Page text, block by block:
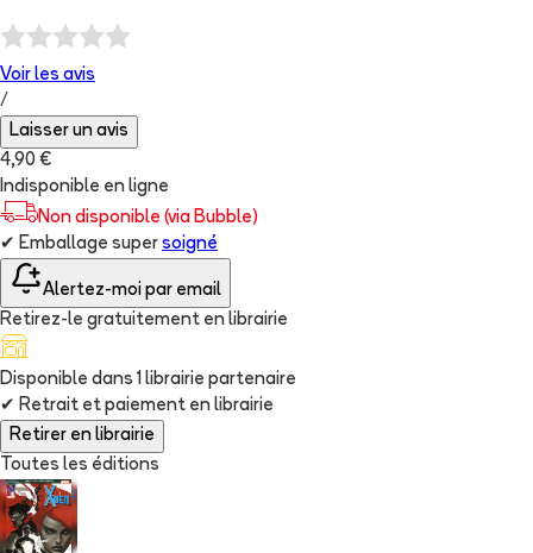
Voir les avis
/
Laisser un avis
4,90 €
Indisponible en ligne
Non disponible (via Bubble)
✔ Emballage super soigné
Alertez-moi par email
Retirez-le gratuitement en librairie
Disponible dans 1 librairie partenaire
✔ Retrait et paiement en librairie
Retirer en librairie
Toutes les éditions